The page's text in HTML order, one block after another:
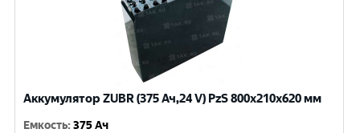
Аккумулятор ZUBR (375 Ач,24 V) PzS 800x210x620 мм
Емкость:375 Ач